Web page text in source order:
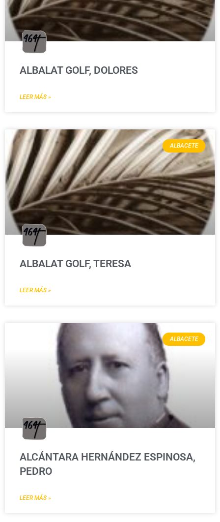
ALBALAT GOLF, DOLORES
LEER MÁS »
ALBACETE
ALBALAT GOLF, TERESA
LEER MÁS »
ALBACETE
ALCÁNTARA HERNÁNDEZ ESPINOSA,
PEDRO
LEER MÁS »